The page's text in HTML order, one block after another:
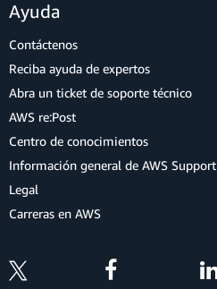
Ayuda
Contáctenos
Reciba ayuda de expertos
Abra un ticket de soporte técnico
AWS re:Post
Centro de conocimientos
Información general de AWS Support
Legal
Carreras en AWS